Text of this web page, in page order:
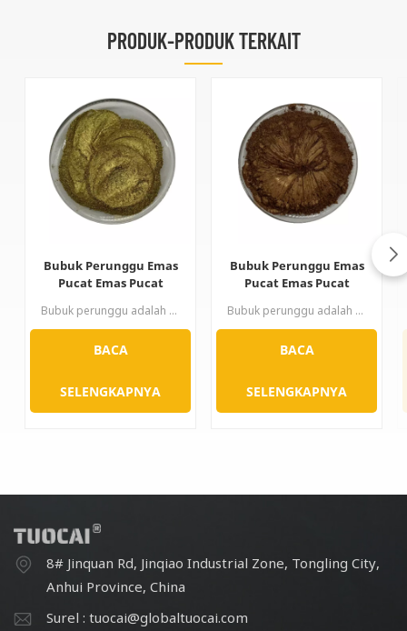
PRODUK-PRODUK TERKAIT
Bubuk Perunggu Emas
Pucat Emas Pucat
Bubuk perunggu adalah pigmen paduan non-ferrous yang terbuat dari perunggu, seng, aluminium, dll. Bubuk ini diproduksi menjadi bubuk kerak melalui proses peleburan, penggilingan, pemolesan, dan sebagainya. Pigmen metalik yang mengapung ini ditandai dengan warna kuning keemasannya. Produk ini menggunakan peralatan mutakhir internasional. Teknik canggih dan teknologi unik menggabungkan puluhan tahun pengalaman teknis. Produk ini menghasilkan material berupa bubuk perunggu cetak gravure mengkilap dan batangan perunggu ramah lingkungan untuk penelitian pembuatan tinta cetak gravure. Telah dievaluasi oleh para ahli, produk ini juga dapat menggantikan beberapa produk impor.
BACA
SELENGKAPNYA
Bubuk Perunggu Emas
Pucat Emas Pucat
offset
Bubuk perunggu adalah pigmen paduan non-ferrous yang terbuat dari perunggu, seng, dan aluminium, dll. Bubuk ini diproduksi menjadi bubuk kerak melalui proses peleburan, penggilingan, pemolesan, dan sebagainya. Pigmen metalik yang mengapung ini ditandai dengan tampilan kuning keemasannya. Produk ini menggunakan peralatan internasional terkini. Teknik canggih dan teknologi unik untuk menggabungkan puluhan tahun pengalaman teknis. Menghasilkan bahan-bahan - bubuk perunggu cetak gravure yang mengilap dan batangan perunggu yang ramah lingkungan untuk penelitian pembuatan tinta cetak gravure. Dinilai oleh para ahli, bubuk ini juga dapat menggantikan beberapa produk impor.
BACA
SELENGKAPNYA
8# Jinquan Rd, Jinqiao Industrial Zone, Tongling City,
Anhui Province, China
Surel : tuocai@globaltuocai.com